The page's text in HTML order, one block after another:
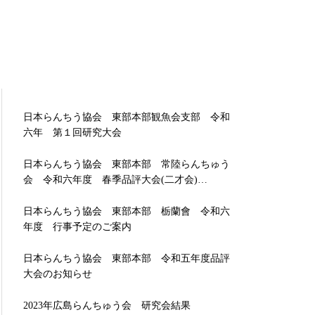
日本らんちう協会 東部本部観魚会支部 令和
六年 第１回研究大会
日本らんちう協会 東部本部 常陸らんちゅう
会 令和六年度 春季品評大会(二才会)…
日本らんちう協会 東部本部 栃蘭會 令和六
年度 行事予定のご案内
日本らんちう協会 東部本部 令和五年度品評
大会のお知らせ
2023年広島らんちゅう会 研究会結果